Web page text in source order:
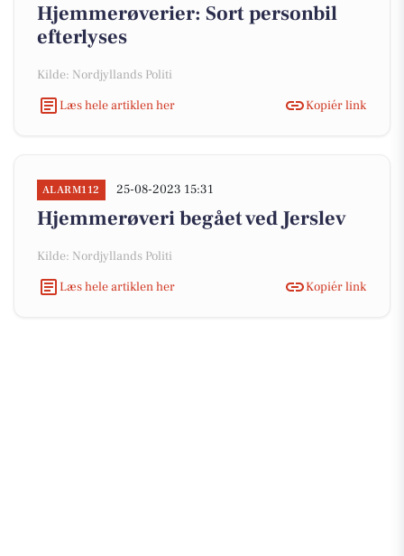
Hjemmerøverier: Sort personbil
efterlyses
Kilde: Nordjyllands Politi
Læs hele artiklen her
Kopiér link
ALARM112 25-08-2023 15:31
Hjemmerøveri begået ved Jerslev
Kilde: Nordjyllands Politi
Læs hele artiklen her
Kopiér link